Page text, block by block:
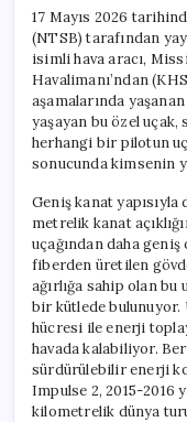
17 Mayıs 2026
(NTSB) tarafından
isimli hava aracı,
Havalimanı’ndan
aşamalarında
yaşayan bu özel uçak,
herhangi bir pilotun
sonucunda kimsenin
Geniş kanat
metrelik kanat
uçağından daha geniş
fiberden üretilen
ağırlığa sahip olan
bir kütlede bulunuyor.
hücresi ile enerji
havada kalabiliyor.
sürdürülebilir enerji
Impulse 2, 2015-2016
kilometrelik dünya